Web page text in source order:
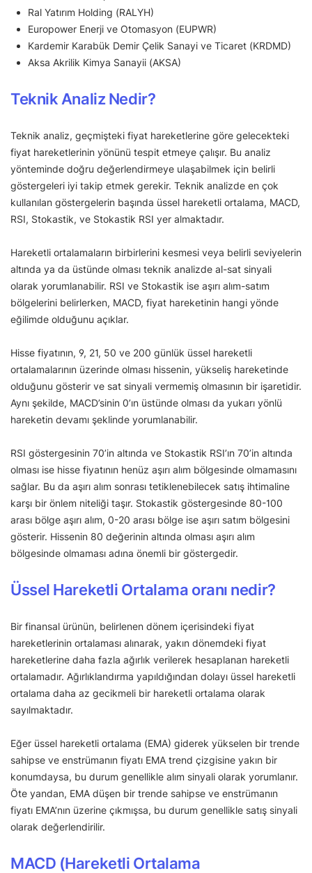
Ral Yatırım Holding (RALYH)
Europower Enerji ve Otomasyon (EUPWR)
Kardemir Karabük Demir Çelik Sanayi ve Ticaret (KRDMD)
Aksa Akrilik Kimya Sanayii (AKSA)
Teknik Analiz Nedir?
Teknik analiz, geçmişteki fiyat hareketlerine göre gelecekteki
fiyat hareketlerinin yönünü tespit etmeye çalışır. Bu analiz
yönteminde doğru değerlendirmeye ulaşabilmek için belirli
göstergeleri iyi takip etmek gerekir. Teknik analizde en çok
kullanılan göstergelerin başında üssel hareketli ortalama, MACD,
RSI, Stokastik, ve Stokastik RSI yer almaktadır.
Hareketli ortalamaların birbirlerini kesmesi veya belirli seviyelerin
altında ya da üstünde olması teknik analizde al-sat sinyali
olarak yorumlanabilir. RSI ve Stokastik ise aşırı alım-satım
bölgelerini belirlerken, MACD, fiyat hareketinin hangi yönde
eğilimde olduğunu açıklar.
Hisse fiyatının, 9, 21, 50 ve 200 günlük üssel hareketli
ortalamalarının üzerinde olması hissenin, yükseliş hareketinde
olduğunu gösterir ve sat sinyali vermemiş olmasının bir işaretidir.
Aynı şekilde, MACD’sinin 0’ın üstünde olması da yukarı yönlü
hareketin devamı şeklinde yorumlanabilir.
RSI göstergesinin 70’in altında ve Stokastik RSI’ın 70’in altında
olması ise hisse fiyatının henüz aşırı alım bölgesinde olmamasını
sağlar. Bu da aşırı alım sonrası tetiklenebilecek satış ihtimaline
karşı bir önlem niteliği taşır. Stokastik göstergesinde 80-100
arası bölge aşırı alım, 0-20 arası bölge ise aşırı satım bölgesini
gösterir. Hissenin 80 değerinin altında olması aşırı alım
bölgesinde olmaması adına önemli bir göstergedir.
Üssel Hareketli Ortalama oranı nedir?
Bir finansal ürünün, belirlenen dönem içerisindeki fiyat
hareketlerinin ortalaması alınarak, yakın dönemdeki fiyat
hareketlerine daha fazla ağırlık verilerek hesaplanan hareketli
ortalamadır. Ağırlıklandırma yapıldığından dolayı üssel hareketli
ortalama daha az gecikmeli bir hareketli ortalama olarak
sayılmaktadır.
Eğer üssel hareketli ortalama (EMA) giderek yükselen bir trende
sahipse ve enstrümanın fiyatı EMA trend çizgisine yakın bir
konumdaysa, bu durum genellikle alım sinyali olarak yorumlanır.
Öte yandan, EMA düşen bir trende sahipse ve enstrümanın
fiyatı EMA’nın üzerine çıkmışsa, bu durum genellikle satış sinyali
olarak değerlendirilir.
MACD (Hareketli Ortalama